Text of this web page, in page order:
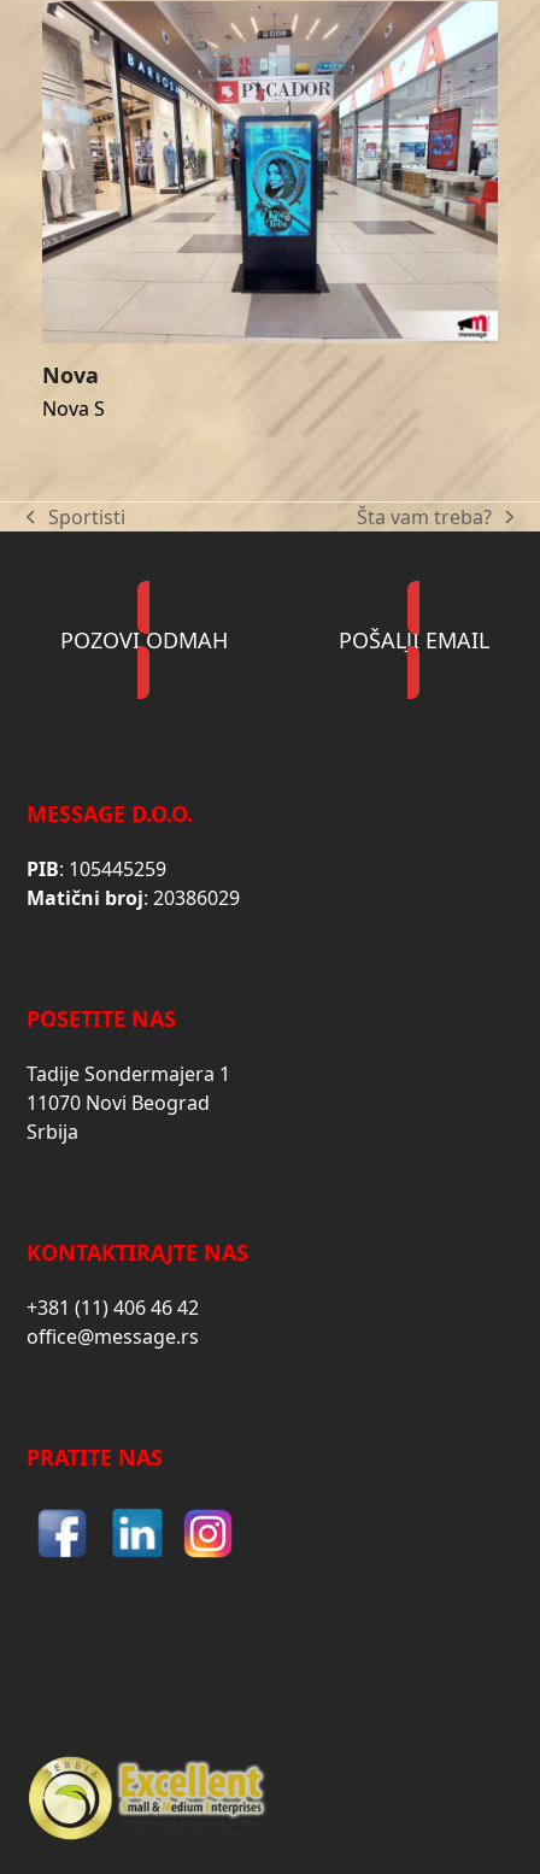
Nova
Nova S
previous
Sportisti
next
Šta vam treba?
POZOVI ODMAH POŠALJI EMAIL
MESSAGE D.O.O.
PIB: 105445259
Matični broj: 20386029
POSETITE NAS
Tadije Sondermajera 1
11070 Novi Beograd
Srbija
KONTAKTIRAJTE NAS
+381 (11) 406 46 42
office@message.rs
PRATITE NAS